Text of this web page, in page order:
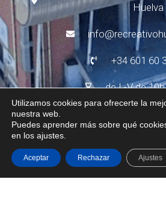
Huelva
+34 601 60
de L-V de
Utilizamos cookies para ofrecerte la
nuestra web.
Puedes aprender más sobre qué
en los ajustes.
Aceptar Rechazar Ajustes